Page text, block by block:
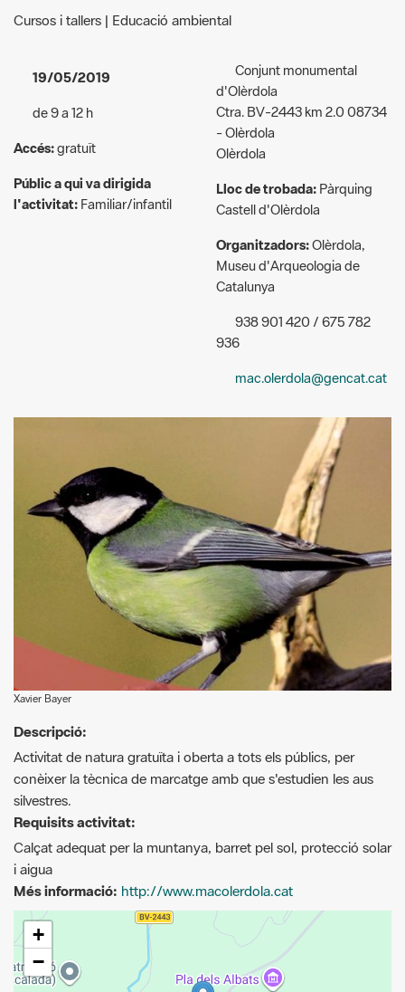
19/05/2019
Accés:gratuït
Públic a qui va dirigida
l'activitat:
Familiar/infantil
d'Olèrdola
- Olèrdola
Olèrdola
Lloc de trobada:
Castell d'Olèrdola
Organitzadors:
Olèrdola,
Museu d'Arqueologia de
938 901 420 / 675 782
936
mac.olerdola@gencat.cat
Xavier Bayer
Descripció:
Activitat de natura gratuïta i oberta a tots els públics, per
silvestres.
Requisits activitat:
Calçat adequat per la muntanya, barret pel sol, protecció solar
i aigua
Més informació: http://www.macolerdola.cat
+
−